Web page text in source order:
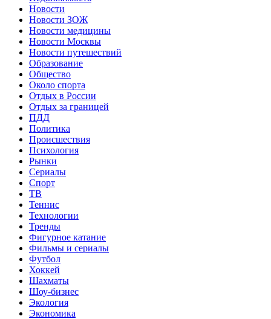
Новости
Новости ЗОЖ
Новости медицины
Новости Москвы
Новости путешествий
Образование
Общество
Около спорта
Отдых в России
Отдых за границей
ПДД
Политика
Происшествия
Психология
Рынки
Сериалы
Спорт
ТВ
Теннис
Технологии
Тренды
Фигурное катание
Фильмы и сериалы
Футбол
Хоккей
Шахматы
Шоу-бизнес
Экология
Экономика